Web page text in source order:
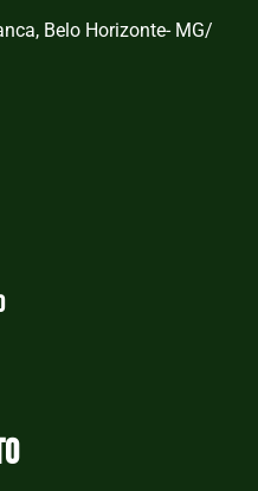
Belo Horizonte- MG/